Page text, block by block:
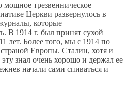
трезвенническое
Церкви развернулось в
которые
В 1914 г. был принят сухой
лет. Более того, мы с 1914 по
Европы. Сталин, хотя и
знал очень хорошо и держал ее
начали сами спиваться и